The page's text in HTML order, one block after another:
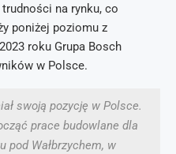
na rynku, co
poniżej poziomu z
roku Grupa Bosch
w Polsce.
swoją pozycję w Polsce.
prace budowlane dla
pod Wałbrzychem, w